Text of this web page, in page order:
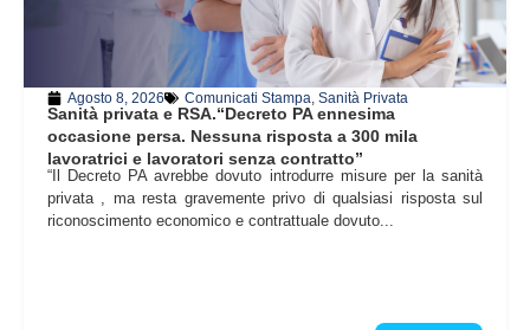
Agosto 8, 2026 Comunicati Stampa, Sanità Privata
Sanità privata e RSA.“Decreto PA ennesima
occasione persa. Nessuna risposta a 300 mila
lavoratrici e lavoratori senza contratto”
“Il Decreto PA avrebbe dovuto introdurre misure per la sanità
privata , ma resta gravemente privo di qualsiasi risposta sul
riconoscimento economico e contrattuale dovuto...